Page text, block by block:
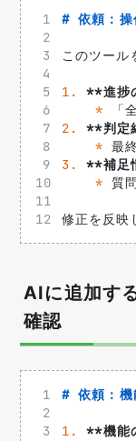
# 依頼：操
このツール
1. **進捗
* 「
2.
**判定
* 最
3.
**補足
* 質
修正を反映
AIに追加す
確認
# 依頼：機
1. **機能